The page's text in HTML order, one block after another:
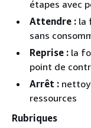
étapes avec
Attendre : la
sans
Reprise : la
point de
Arrêt :
ressources
Rubriques